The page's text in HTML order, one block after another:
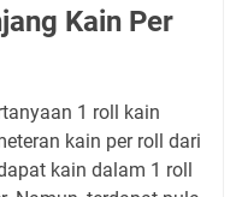
Kain Per
1 roll kain
kain per roll dari
kain dalam 1 roll